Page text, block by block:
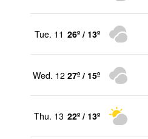
Tue. 11 26º / 13º
Wed. 12 27º / 15º
Thu. 13 22º / 13º